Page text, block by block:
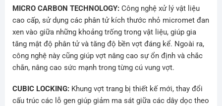
MICRO CARBON TECHNOLOGY:Công nghệ xử lý vật liệu
cao cấp, sử dụng các phân tử kích thước nhỏ micromet đan
xen vào giữa những khoảng trống trong vật liệu, giúp gia
tăng mật độ phân tử và tăng độ bền vợt đáng kể. Ngoài ra,
công nghệ này cũng giúp vợt nâng cao sự ổn định và chắc
chắn, nâng cao sức mạnh trong từng cú vung vợt.
CUBIC LOCKING:Khung vợt trang bị thiết kế mới, thay đổi
cấu trúc các lỗ gen giúp giảm ma sát giữa các dây dọc theo